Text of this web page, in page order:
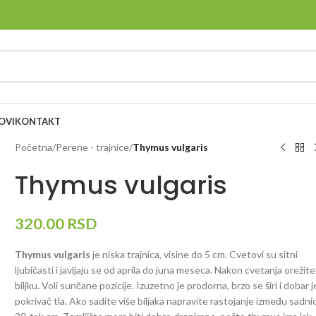
KONTAKT
Početna/Perene - trajnice/Thymus vulgaris
Thymus vulgaris
320.00 RSD
Thymus vulgarisje niska trajnica, visine do 5 cm. Cvetovi su sitni
ljubičasti i javljaju se od aprila do juna meseca. Nakon cvetanja orežite
biljku. Voli sunčane pozicije. Izuzetno je prodorna, brzo se širi i dobar
pokrivač tla. Ako sadite više biljaka napravite rastojanje između